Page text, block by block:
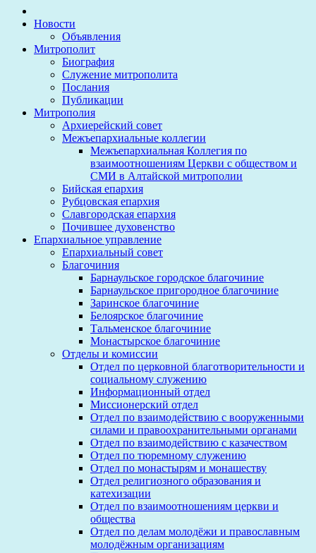
Новости
Объявления
Митрополит
Биография
Служение митрополита
Послания
Публикации
Митрополия
Архиерейский совет
Межъепархиальные коллегии
Межъепархиальная Коллегия по
взаимоотношениям Церкви с обществом и
СМИ в Алтайской митрополии
Бийская епархия
Рубцовская епархия
Славгородская епархия
Почившее духовенство
Епархиальное управление
Епархиальный совет
Благочиния
Барнаульское городское благочиние
Барнаульское пригородное благочиние
Заринское благочиние
Белоярское благочиние
Тальменское благочиние
Монастырское благочиние
Отделы и комиссии
Отдел по церковной благотворительности и
социальному служению
Информационный отдел
Миссионерский отдел
Отдел по взаимодействию с вооруженными
силами и правоохранительными органами
Отдел по взаимодействию с казачеством
Отдел по тюремному служению
Отдел по монастырям и монашеству
Отдел религиозного образования и
катехизации
Отдел по взаимоотношениям церкви и
общества
Отдел по делам молодёжи и православным
молодёжным организациям